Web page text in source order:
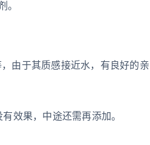
。
由于其质感接近水，有良好的亲
效果，中途还需再添加。